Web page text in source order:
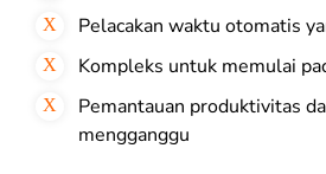
Pelacakan waktu otomatis
Kompleks untuk memulai
Pemantauan produktivitas
mengganggu